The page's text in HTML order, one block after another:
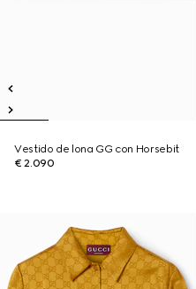
Vestido de lona GG con Horsebit
€ 2.090